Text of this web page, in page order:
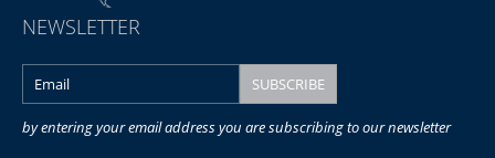
NEWSLETTER
by entering your email address you are subscribing to our newsletter